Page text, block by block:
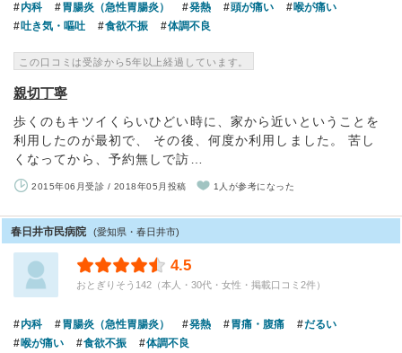
内科 胃腸炎（急性胃腸炎） 発熱 頭が痛い
喉が痛い
吐き気・嘔吐
食欲不振 体調不良
この口コミは受診から5年以上経過しています。
親切丁寧
歩くのもキツイくらいひどい時に、家から近いということを
利用したのが最初で、 その後、何度か利用しました。 苦し
くなってから、予約無しで訪…
2015年06月受診 / 2018年05月投稿 1人が参考になった
春日井市民病院 (愛知県・春日井市)
4.5
おとぎりそう142（本人・30代・女性・掲載口コミ2件）
内科 胃腸炎（急性胃腸炎） 発熱 胃痛・腹痛
だるい
喉が痛い
食欲不振 体調不良